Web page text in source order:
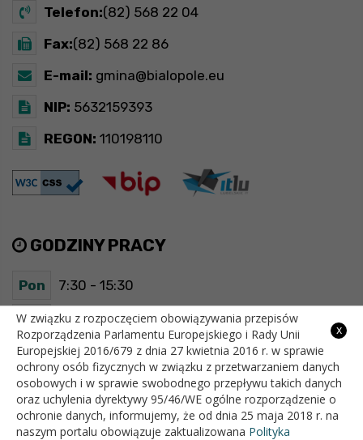
Telefon:(82) 568 22 04
Fax:(82) 568 22 86
E-mail: gmina@bialopole.eu
NIP: 5632159393
REGON: 110198110
GODZINY PRACY
Pon 7:30 - 15:30
Wt 7:30 - 15:30
Śr 7:30 - 15:30
Czw 7:30 - 15:30
Pt 7:30 - 15:30
x
W związku z rozpoczęciem obowiązywania przepisów
Rozporządzenia Parlamentu Europejskiego i Rady Unii
Europejskiej 2016/679 z dnia 27 kwietnia 2016 r. w sprawie
ochrony osób fizycznych w związku z przetwarzaniem danych
osobowych i w sprawie swobodnego przepływu takich danych
oraz uchylenia dyrektywy 95/46/WE ogólne rozporządzenie o
ochronie danych, informujemy, że od dnia 25 maja 2018 r. na
naszym portalu obowiązuje zaktualizowana Polityka